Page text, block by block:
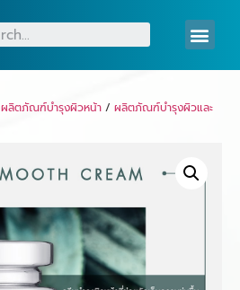
ผลิตภัณฑ์บำรุงผิวหน้า / ผลิตภัณฑ์บำรุงผิวและ